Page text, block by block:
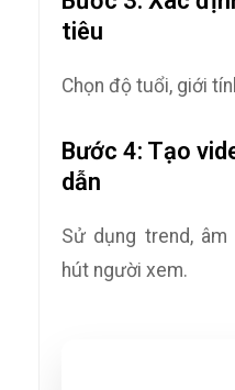
tiêu
Chọn độ tuổi, giới
Bước 4: Tạo
dẫn
Sử dụng trend,
hút người xem.